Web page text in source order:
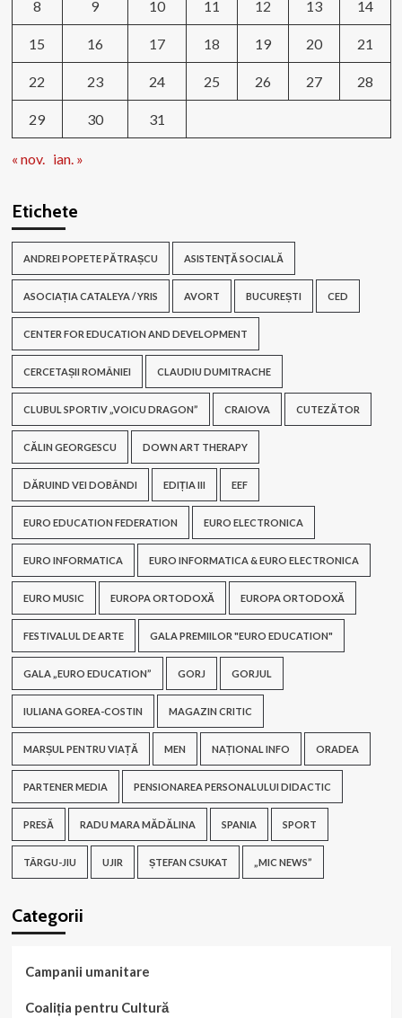
8 9 10 11 12 13 14
15 16 17 18 19 20 21
22 23 24 25 26 27 28
29 30 31
« nov. ian. »
Etichete
ANDREI POPETE PĂTRAȘCU ASISTENŢĂ SOCIALĂ
ASOCIAȚIA CATALEYA / YRIS AVORT BUCUREȘTI CED
CENTER FOR EDUCATION AND DEVELOPMENT
CERCETAȘII ROMÂNIEI CLAUDIU DUMITRACHE
CLUBUL SPORTIV „VOICU DRAGON” CRAIOVA CUTEZĂTOR
CĂLIN GEORGESCU DOWN ART THERAPY
DĂRUIND VEI DOBÂNDI EDIȚIA III EEF
EURO EDUCATION FEDERATION EURO ELECTRONICA
EURO INFORMATICA EURO INFORMATICA & EURO ELECTRONICA
EURO MUSIC EUROPA ORTODOXĂ EUROPA ORTODOXĂ
FESTIVALUL DE ARTE GALA PREMIILOR "EURO EDUCATION"
GALA „EURO EDUCATION” GORJ GORJUL
IULIANA GOREA-COSTIN MAGAZIN CRITIC
MARȘUL PENTRU VIAȚĂ MEN NAȚIONAL INFO ORADEA
PARTENER MEDIA PENSIONAREA PERSONALULUI DIDACTIC
PRESĂ RADU MARA MĂDĂLINA SPANIA SPORT
TÂRGU-JIU UJIR ȘTEFAN CSUKAT „MIC NEWS”
Categorii
Campanii umanitare
Coaliția pentru Cultură